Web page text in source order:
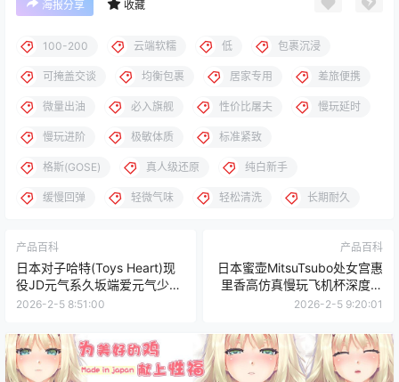
海报分享 收藏
100-200 云端软糯 低 包裹沉浸
可掩盖交谈 均衡包裹 居家专用 差旅便携
微量出油 必入旗舰 性价比屠夫 慢玩延时
慢玩进阶 极敏体质 标准紧致
格斯(GOSE) 真人级还原 纯白新手
缓慢回弹 轻微气味 轻松清洗 长期耐久
产品百科
日本对子哈特(Toys Heart)现
役JD元气系久坂端爱元气少女
软萌慢玩款飞机杯测评报告
2026-2-5 8:51:00
产品百科
日本蜜壶MitsuTsubo处女宫惠
里香高仿真慢玩飞机杯深度测
评报告
2026-2-5 9:20:01